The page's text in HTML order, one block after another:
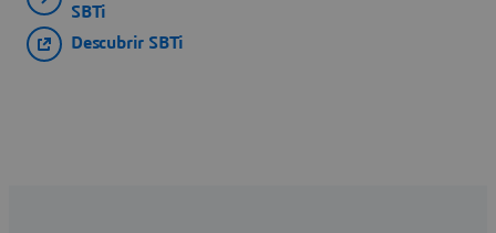
SBTi
Descubrir SBTi